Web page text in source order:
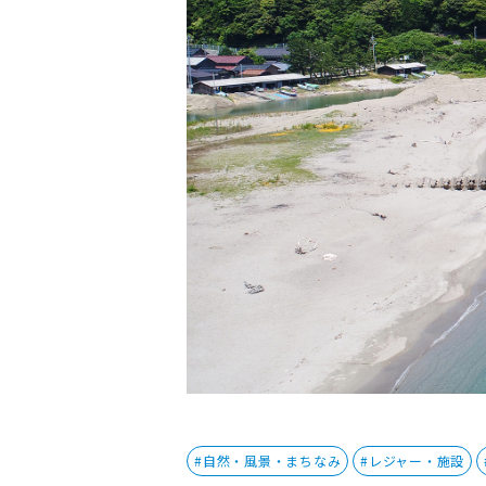
#自然・風景・まちなみ #レジャー・施設